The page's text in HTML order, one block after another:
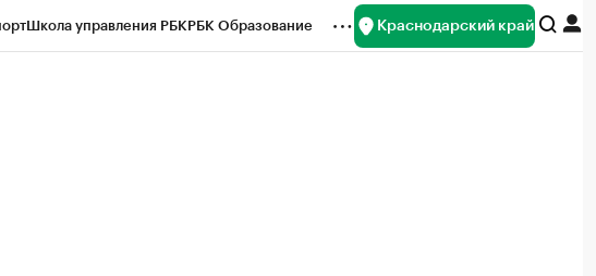
Школа управления РБКРБК Образование Краснодарский край